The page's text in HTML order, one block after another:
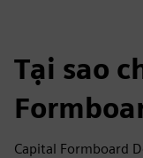
Tại sao
Capital Formboard